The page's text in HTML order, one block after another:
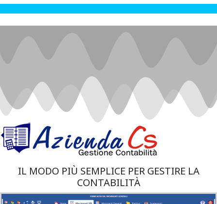
IL MODO PIÙ SEMPLICE PER GESTIRE LA
CONTABILITÀ